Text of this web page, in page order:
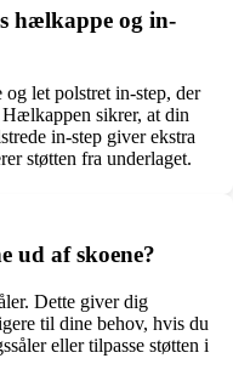
hælkappe og in-
let polstret in-step, der
sikrer, at din
in-step giver ekstra
støtten fra underlaget.
ud af skoene?
Dette giver dig
til dine behov, hvis du
eller tilpasse støtten i